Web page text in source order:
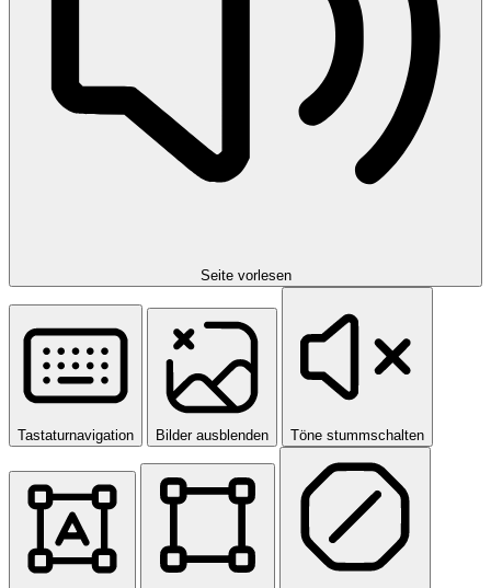
Seite vorlesen
Tastaturnavigation Bilder ausblenden Töne stummschalten